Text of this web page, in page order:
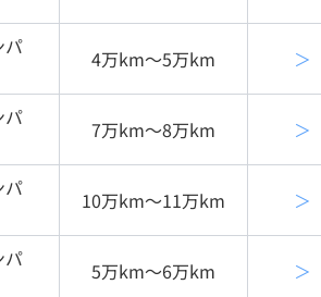
パ 4万km〜5万km ＞
パ 7万km〜8万km ＞
パ 10万km〜11万km ＞
パ 5万km〜6万km ＞